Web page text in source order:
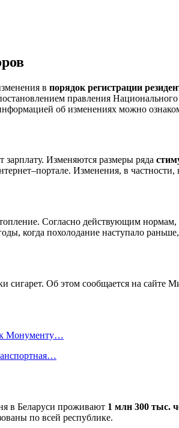
в порядок регистрации
правления
об изменениях можно
Изменяются размеры ряда
Изменения, в частности,
Согласно действующим
когда похолодание наступало
сигарет. Об этом сообщается на сайте
к Монументу…
в Беларуси проживают 1 млн 300 тыс.
по всей республике.